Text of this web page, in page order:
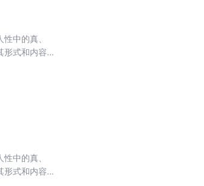
中的真、
式和内容的
中的真、
式和内容的